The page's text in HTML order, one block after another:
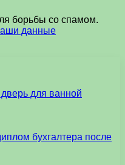
борьбы со спамом.
данные
для ванной
бухгалтера после